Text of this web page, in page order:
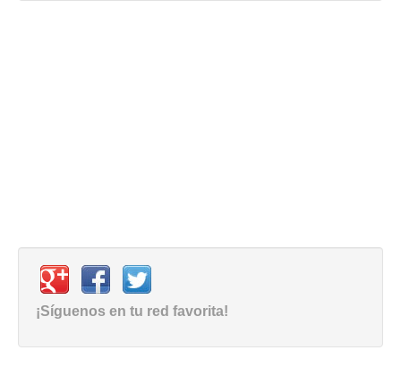
¡Síguenos en tu red favorita!